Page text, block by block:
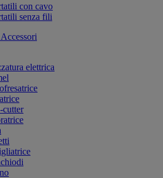
con cavo
senza fili
elettrica
cutter